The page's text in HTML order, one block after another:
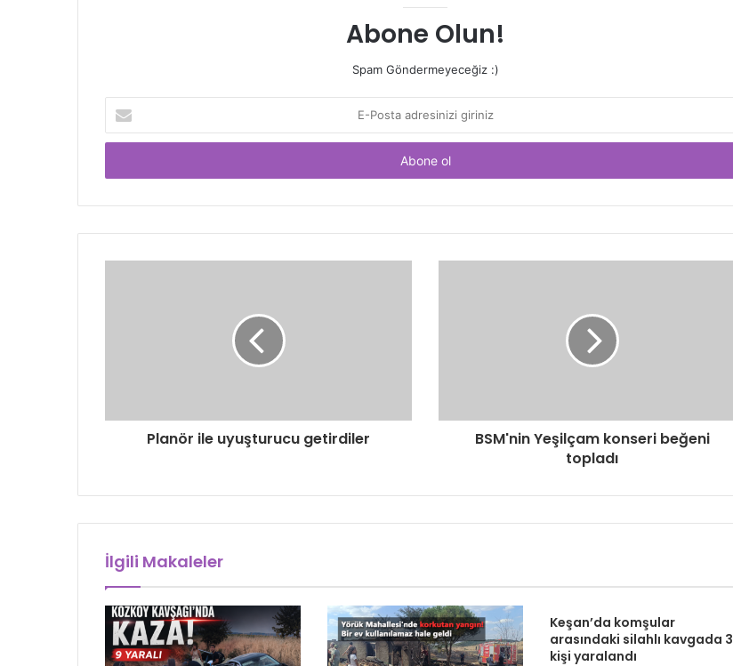
Abone Olun!
Spam Göndermeyeceğiz :)
Posta
adresinizi
Planör ile uyuşturucu getirdiler
BSM'nin Yeşilçam konseri beğeni
topladı
İlgili Makaleler
Keşan’da komşular
arasındaki silahlı kavgada 3
kişi yaralandı